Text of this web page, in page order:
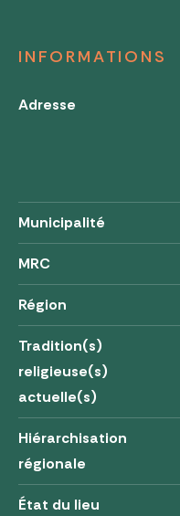
INFORMATIONS
Adresse
Municipalité
MRC
Région
Tradition(s)
religieuse(s)
actuelle(s)
Hiérarchisation
régionale
État du lieu